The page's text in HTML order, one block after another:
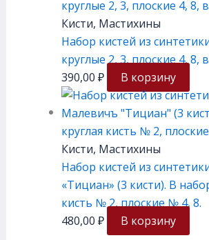
Кисти, Мастихины
Набор кистей из
круглые 2, 3, плоские 4, 8,
390,00 ₽ В корзину
Кисти, Мастихины
Набор кистей из
«Тициан» (3 кисти). В
кисть № 2, плоские № 4, 8.
480,00 ₽ В корзину